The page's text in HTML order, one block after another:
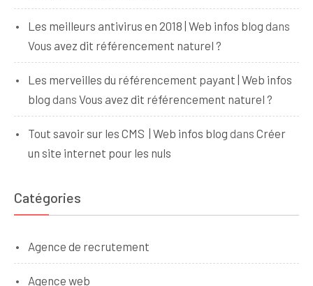
Les meilleurs antivirus en 2018 | Web infos blog dans
Vous avez dit référencement naturel ?
Les merveilles du référencement payant | Web infos
blog dans Vous avez dit référencement naturel ?
Tout savoir sur les CMS | Web infos blog dans Créer
un site internet pour les nuls
Catégories
Agence de recrutement
Agence web